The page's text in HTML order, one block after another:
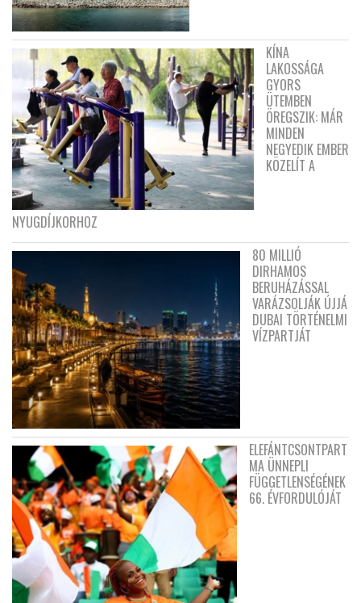
KÍNA
LAKOSSÁGA
GYORS
ÜTEMBEN
ÖREGSZIK: MÁR
MINDEN
NEGYEDIK EMBER
KÖZELÍT A
NYUGDÍJKORHOZ
80 MILLIÓ
DIRHAMOS
BERUHÁZÁSSAL
VARÁZSOLJÁK ÚJJÁ
DUBAI TÖRTÉNELMI
VÍZPARTJÁT
ELEFÁNTCSONTPART
MA ÜNNEPLI
FÜGGETLENSÉGÉNEK
66. ÉVFORDULÓJÁT